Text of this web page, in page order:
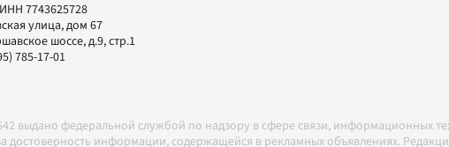
7743625728
улица, дом 67
шоссе, д.9, стр.1
785-17-01
выдано федеральной службой по надзору в сфере связи, информационных
достоверность информации, содержащейся в рекламных объявлениях.